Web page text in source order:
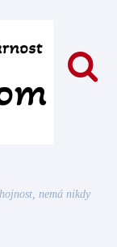
nemá nikdy